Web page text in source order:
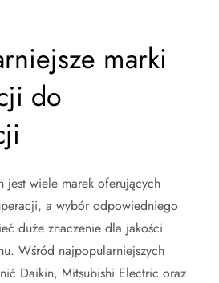
marki
do
jest wiele marek oferujących
a wybór odpowiedniego
duże znaczenie dla jakości
Wśród najpopularniejszych
Daikin, Mitsubishi Electric oraz